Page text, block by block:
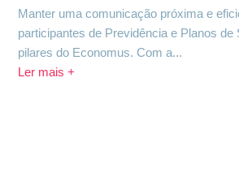
Manter uma comunicação próxima e
participantes de Previdência e Planos de
pilares do Economus. Com a...
Ler mais +